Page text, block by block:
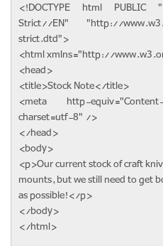
<!DOCTYPE html
Strict//EN" "http://
strict.dtd">
<html xmlns="http://
<head>
<title>Stock Note</title>
<meta http-
charset=utf-8" />
</head>
<body>
<p>Our current stock of craft
mounts, but we still need to get
as possible!</p>
</body>
</html>